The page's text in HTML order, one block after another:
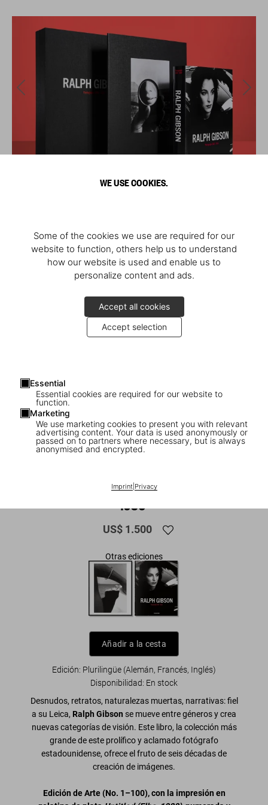
WE USE COOKIES.
Some of the cookies we use are required for our
website to function, others help us to understand
how our website is used and enable us to
personalize content and ads.
Accept all cookies
Accept selection
Essential
Essential cookies are required for our website to
function.
Marketing
We use marketing cookies to present you with relevant
advertising content. Your data is used anonymously or
passed on to partners where necessary, but is always
anonymised and encrypted.
Imprint| Privacy
1/18
Art Edition No. 1–100 ‘Untitled, Elba,
1980’
US$ 1.500
Otras ediciones
Añadir a la cesta
Edición: Plurilingüe (Alemán, Francés, Inglés)
Disponibilidad: En stock
Desnudos, retratos, naturalezas muertas, narrativas: fiel
a su Leica, Ralph Gibson se mueve entre géneros y crea
nuevas categorías de visión. Este libro, la colección más
grande de este prolífico y aclamado fotógrafo
estadounidense, ofrece el fruto de seis décadas de
creación de imágenes.
Edición de Arte (No. 1–100), con la impresión en